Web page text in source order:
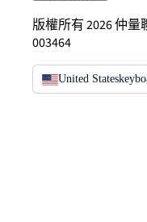
版權所有 2026 仲量
003464
United States